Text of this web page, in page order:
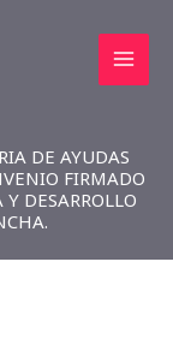
DE AYUDAS
FIRMADO
DESARROLLO